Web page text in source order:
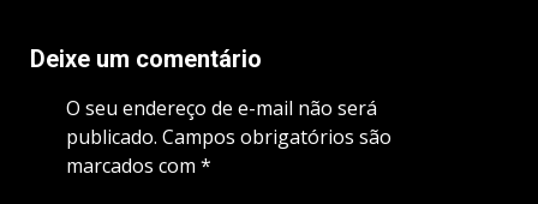
Deixe um comentário
O seu endereço de e-mail não será
publicado. Campos obrigatórios são
marcados com *